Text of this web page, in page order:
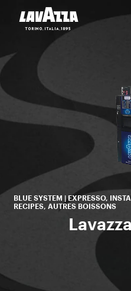
BLUE SYSTEM | EXPRESSO,
RECIPES, AUTRES BOISSONS